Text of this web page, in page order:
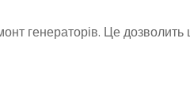
генераторів. Це дозволить